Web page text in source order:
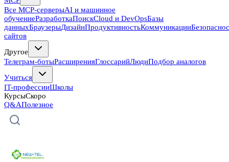
Все MCP-серверыAI и машинное
обучениеРазработкаПоискCloud и DevOpsБазы
данныхБраузерыДизайнПродуктивностьКоммуникации
сайтов
Другое
Телеграм-ботыРасширенияГлоссарийЛюдиПодбор аналогов
Учиться
IT-профессииШколы
КурсыСкоро
Q&AПолезное